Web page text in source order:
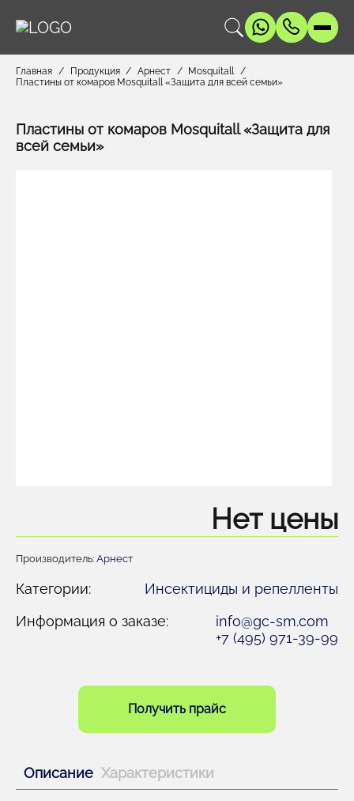
Главная Продукция Арнест
Mosquitall
Пластины от комаров Mosquitall «Защита для всей семьи»
Пластины от комаров Mosquitall «Защита для
всей семьи»
Нет цены
Производитель:Арнест
Категории:
Инсектициды и репелленты
Информация о заказе:
info@gc-sm.com
+7 (495) 971-39-99
Получить прайс
Описание Характеристики